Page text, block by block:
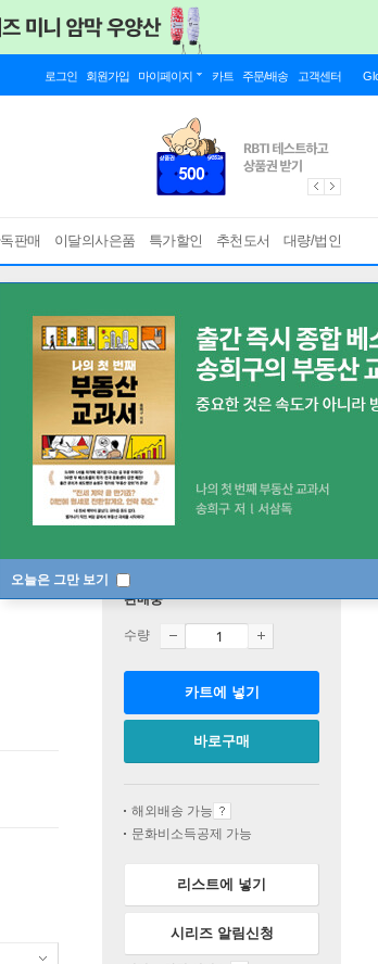
로그인 회원가입 마이페이지 카트 주문/배송 고객센터
판매 이달의사은품 특가할인 추천도서 대량/법인
오늘은 그만 보기
회/경제 top100 11주
판매중
수량
카트에 넣기
바로구매
해외배송 가능
문화비소득공제 가능
리스트에 넣기
시리즈 알림신청